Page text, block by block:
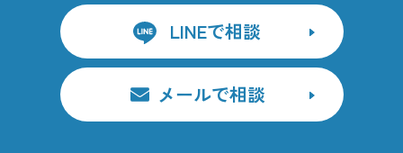
LINEで相談
メールで相談